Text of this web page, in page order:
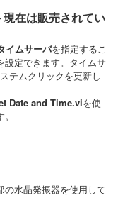
現在は販売されてい
イムサーバを指定するこ
設定できます。タイムサ
テムクリックを更新し
Date and Time.viを使
の水晶発振器を使用して